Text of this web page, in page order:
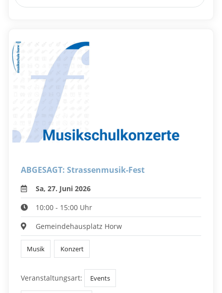
ABGESAGT: Strassenmusik-Fest
Sa, 27. Juni 2026
10:00 - 15:00 Uhr
Gemeindehausplatz Horw
Musik Konzert
Veranstaltungsart: Events